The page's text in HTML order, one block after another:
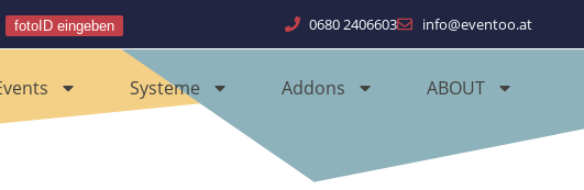
fotoID eingeben 0680 2406603 info@eventoo.at
Systeme Addons ABOUT